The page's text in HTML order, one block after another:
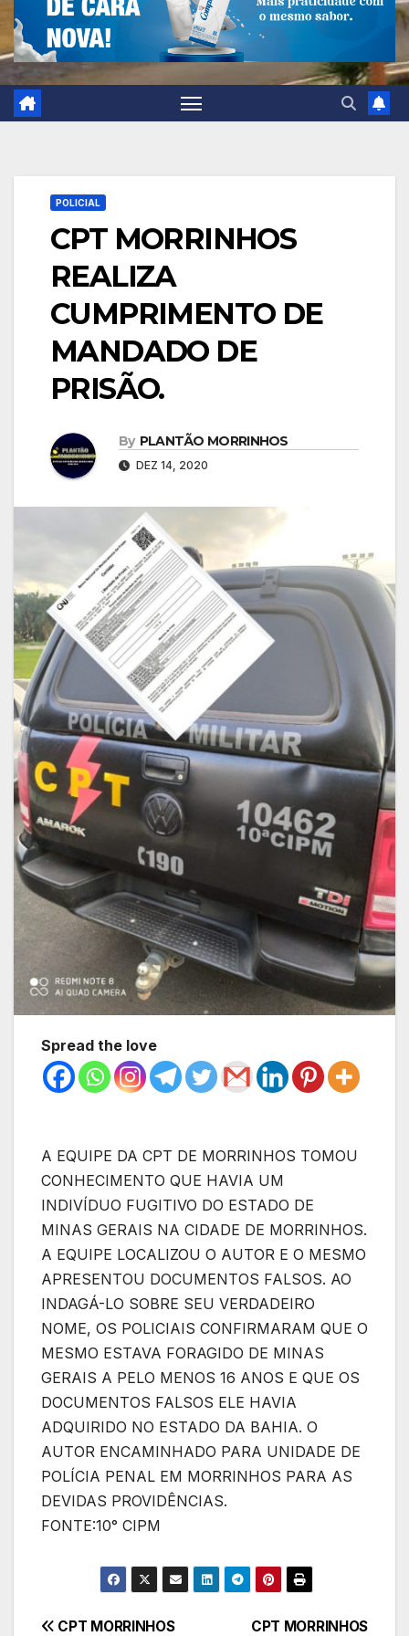
POLICIAL
CPT MORRINHOS
REALIZA
CUMPRIMENTO DE
MANDADO DE
PRISÃO.
By PLANTÃO MORRINHOS
DEZ 14, 2020
Spread the love
A EQUIPE DA CPT DE MORRINHOS TOMOU
CONHECIMENTO QUE HAVIA UM
INDIVÍDUO FUGITIVO DO ESTADO DE
MINAS GERAIS NA CIDADE DE MORRINHOS.
A EQUIPE LOCALIZOU O AUTOR E O MESMO
APRESENTOU DOCUMENTOS FALSOS. AO
INDAGÁ-LO SOBRE SEU VERDADEIRO
NOME, OS POLICIAIS CONFIRMARAM QUE O
MESMO ESTAVA FORAGIDO DE MINAS
GERAIS A PELO MENOS 16 ANOS E QUE OS
DOCUMENTOS FALSOS ELE HAVIA
ADQUIRIDO NO ESTADO DA BAHIA. O
AUTOR ENCAMINHADO PARA UNIDADE DE
POLÍCIA PENAL EM MORRINHOS PARA AS
DEVIDAS PROVIDÊNCIAS.
FONTE:10° CIPM
CPT MORRINHOS
CPT MORRINHOS